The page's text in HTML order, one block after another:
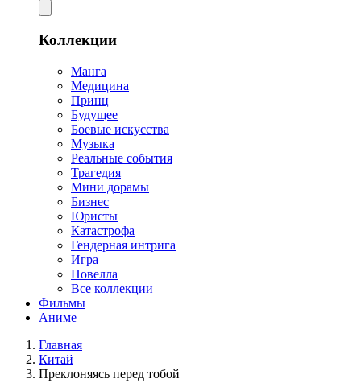
Коллекции
Манга
Медицина
Принц
Будущее
Боевые искусства
Музыка
Реальные события
Трагедия
Мини дорамы
Бизнес
Юристы
Катастрофа
Гендерная интрига
Игра
Новелла
Все коллекции
Фильмы
Аниме
Главная
Китай
Преклоняясь перед тобой